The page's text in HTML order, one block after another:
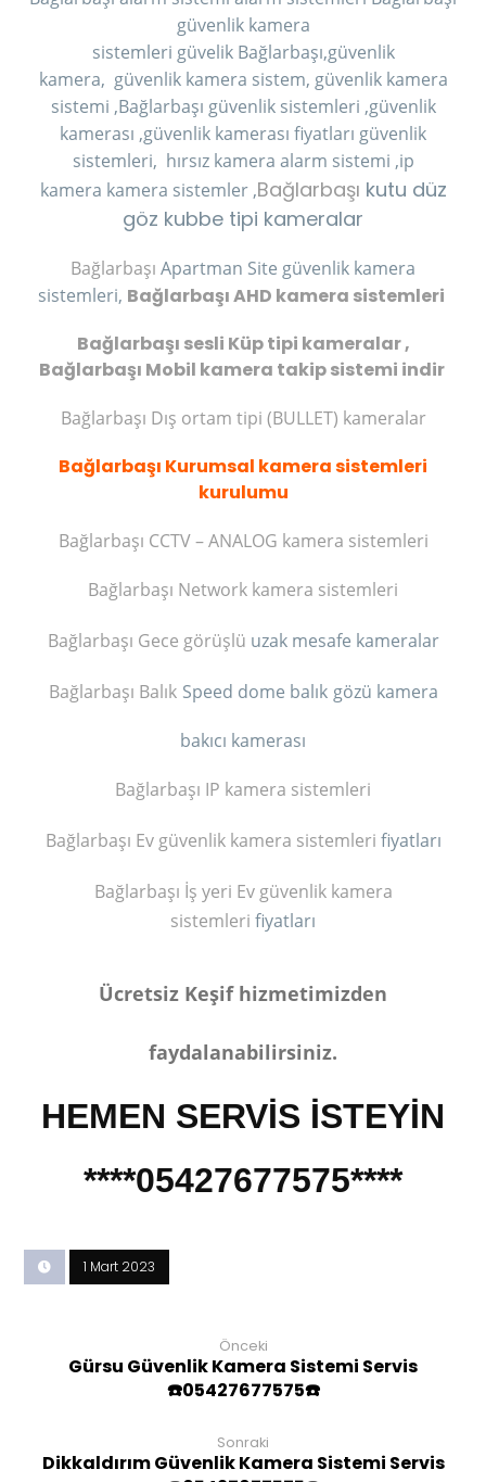
güvenlik kamera
sistemleri güvelik Bağlarbaşı,güvenlik
kamera, güvenlik kamera sistem, güvenlik kamera
sistemi ,Bağlarbaşı güvenlik sistemleri ,güvenlik
kamerası ,güvenlik kamerası fiyatları güvenlik
sistemleri, hırsız kamera alarm sistemi ,ip
kamera kamera sistemler ,Bağlarbaşı kutu düz
göz kubbe tipi kameralar
Bağlarbaşı Apartman Site güvenlik kamera
sistemleri, Bağlarbaşı AHD kamera sistemleri
Bağlarbaşı sesli Küp tipi kameralar ,
Bağlarbaşı Mobil kamera takip sistemi indir
Bağlarbaşı Dış ortam tipi (BULLET) kameralar
Bağlarbaşı Kurumsal kamera sistemleri
kurulumu
Bağlarbaşı CCTV – ANALOG kamera sistemleri
Bağlarbaşı Network kamera sistemleri
Bağlarbaşı Gece görüşlü uzak mesafe kameralar
Bağlarbaşı Balık Speed dome balık gözü kamera
bakıcı kamerası
Bağlarbaşı IP kamera sistemleri
Bağlarbaşı Ev güvenlik kamera sistemleri fiyatları
Bağlarbaşı İş yeri Ev güvenlik kamera
sistemleri fiyatları
Ücretsiz Keşif hizmetimizden
faydalanabilirsiniz.
HEMEN SERVİS İSTEYİN
****05427677575****
1 Mart 2023
Önceki
Gürsu Güvenlik Kamera Sistemi Servis
☎️05427677575☎️
Sonraki
Dikkaldırım Güvenlik Kamera Sistemi Servis